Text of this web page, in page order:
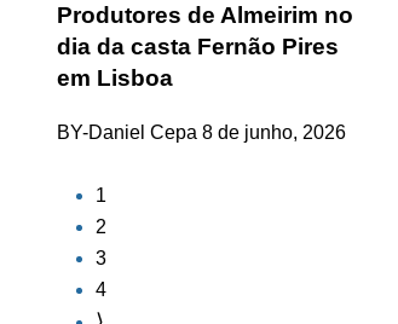
Produtores de Almeirim no
dia da casta Fernão Pires
em Lisboa
BY-Daniel Cepa 8 de junho, 2026
1
2
3
4